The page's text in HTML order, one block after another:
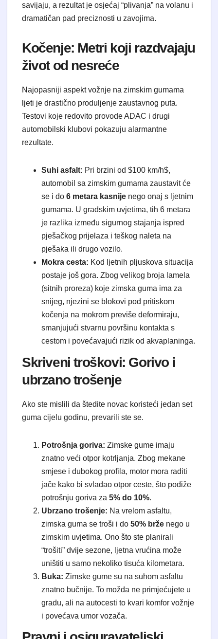
savijaju, a rezultat je osjećaj “plivanja” na volanu i
dramatičan pad preciznosti u zavojima.
Kočenje: Metri koji razdvajaju
život od nesreće
Najopasniji aspekt vožnje na zimskim gumama
ljeti je drastično produljenje zaustavnog puta.
Testovi koje redovito provode ADAC i drugi
automobilski klubovi pokazuju alarmantne
rezultate.
Suhi asfalt: Pri brzini od $100 km/h$,
automobil sa zimskim gumama zaustavit će
se i do 6 metara kasnije nego onaj s ljetnim
gumama. U gradskim uvjetima, tih 6 metara
je razlika između sigurnog stajanja ispred
pješačkog prijelaza i teškog naleta na
pješaka ili drugo vozilo.
Mokra cesta: Kod ljetnih pljuskova situacija
postaje još gora. Zbog velikog broja lamela
(sitnih proreza) koje zimska guma ima za
snijeg, njezini se blokovi pod pritiskom
kočenja na mokrom previše deformiraju,
smanjujući stvarnu površinu kontakta s
cestom i povećavajući rizik od akvaplaninga.
Skriveni troškovi: Gorivo i
ubrzano trošenje
Ako ste mislili da štedite novac koristeći jedan set
guma cijelu godinu, prevarili ste se.
Potrošnja goriva: Zimske gume imaju
znatno veći otpor kotrljanja. Zbog mekane
smjese i dubokog profila, motor mora raditi
jače kako bi svladao otpor ceste, što podiže
potrošnju goriva za 5% do 10%.
Ubrzano trošenje: Na vrelom asfaltu,
zimska guma se troši i do 50% brže nego u
zimskim uvjetima. Ono što ste planirali
“trošiti” dvije sezone, ljetna vrućina može
uništiti u samo nekoliko tisuća kilometara.
Buka: Zimske gume su na suhom asfaltu
znatno bučnije. To možda ne primjećujete u
gradu, ali na autocesti to kvari komfor vožnje
i povećava umor vozača.